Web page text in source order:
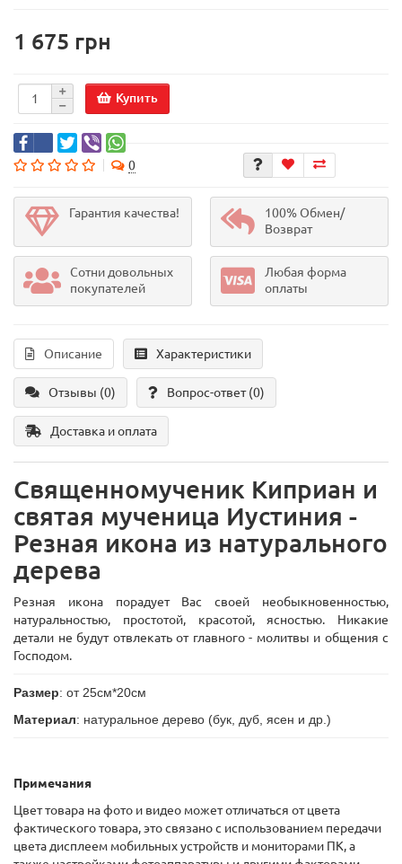
1 675 грн
Купить
0
Гарантия качества!
100% Обмен/
Возврат
Сотни довольных
покупателей
Любая форма
оплаты
Описание Характеристики
Отзывы (0) Вопрос-ответ(0)
Доставка и оплата
Священномученик Киприан и
святая мученица Иустиния -
Резная икона из натурального
дерева
Резная икона порадует Вас своей необыкновенностью,
натуральностью, простотой, красотой, ясностью. Никакие
детали не будут отвлекать от главного - молитвы и общения с
Господом.
Размер: от 25см*20см
Материал: натуральное дерево (бук, дуб, ясен и др.)
Примечания
Цвет товара на фото и видео может отличаться от цвета
фактического товара, это связано с использованием передачи
цвета дисплеем мобильных устройств и мониторами ПК, а